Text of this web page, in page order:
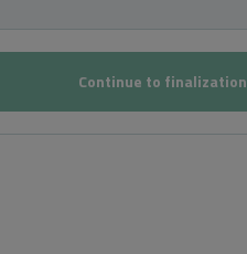
Continue to finalization